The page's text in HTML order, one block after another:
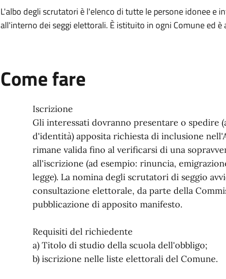
L'albo degli scrutatori è l'elenco di tutte le persone idonee e
all'interno dei seggi elettorali. È istituito in ogni Comune ed
Come fare
Iscrizione
Gli interessati dovranno presentare o spedire
d'identità) apposita richiesta di inclusione
rimane valida fino al verificarsi di una
all'iscrizione (ad esempio: rinuncia,
legge). La nomina degli scrutatori di seggio
consultazione elettorale, da parte della
pubblicazione di apposito manifesto.
Requisiti del richiedente
a) Titolo di studio della scuola dell'obbligo;
b) iscrizione nelle liste elettorali del Comune.